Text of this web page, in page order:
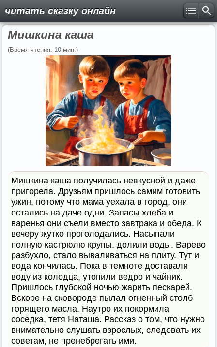
читать сказку онлайн
Мишкина каша
(Время чтения: 10 мин.)
Мишкина каша получилась невкусной и даже
пригорела. Друзьям пришлось самим готовить
ужин, потому что мама уехала в город, они
остались на даче одни. Запасы хлеба и
варенья они съели вместо завтрака и обеда. К
вечеру жутко проголодались. Насыпали
полную кастрюлю крупы, долили воды. Варево
разбухло, стало вываливаться на плиту. Тут и
вода кончилась. Пока в темноте доставали
воду из колодца, утопили ведро и чайник.
Пришлось глубокой ночью жарить пескарей.
Вскоре на сковороде пылал огненный столб
горящего масла. Наутро их покормила
соседка, тетя Наташа. Рассказ о том, что нужно
внимательно слушать взрослых, следовать их
советам, не пренебрегать ими.